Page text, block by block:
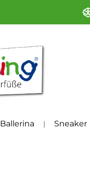
Ballerina Sneaker